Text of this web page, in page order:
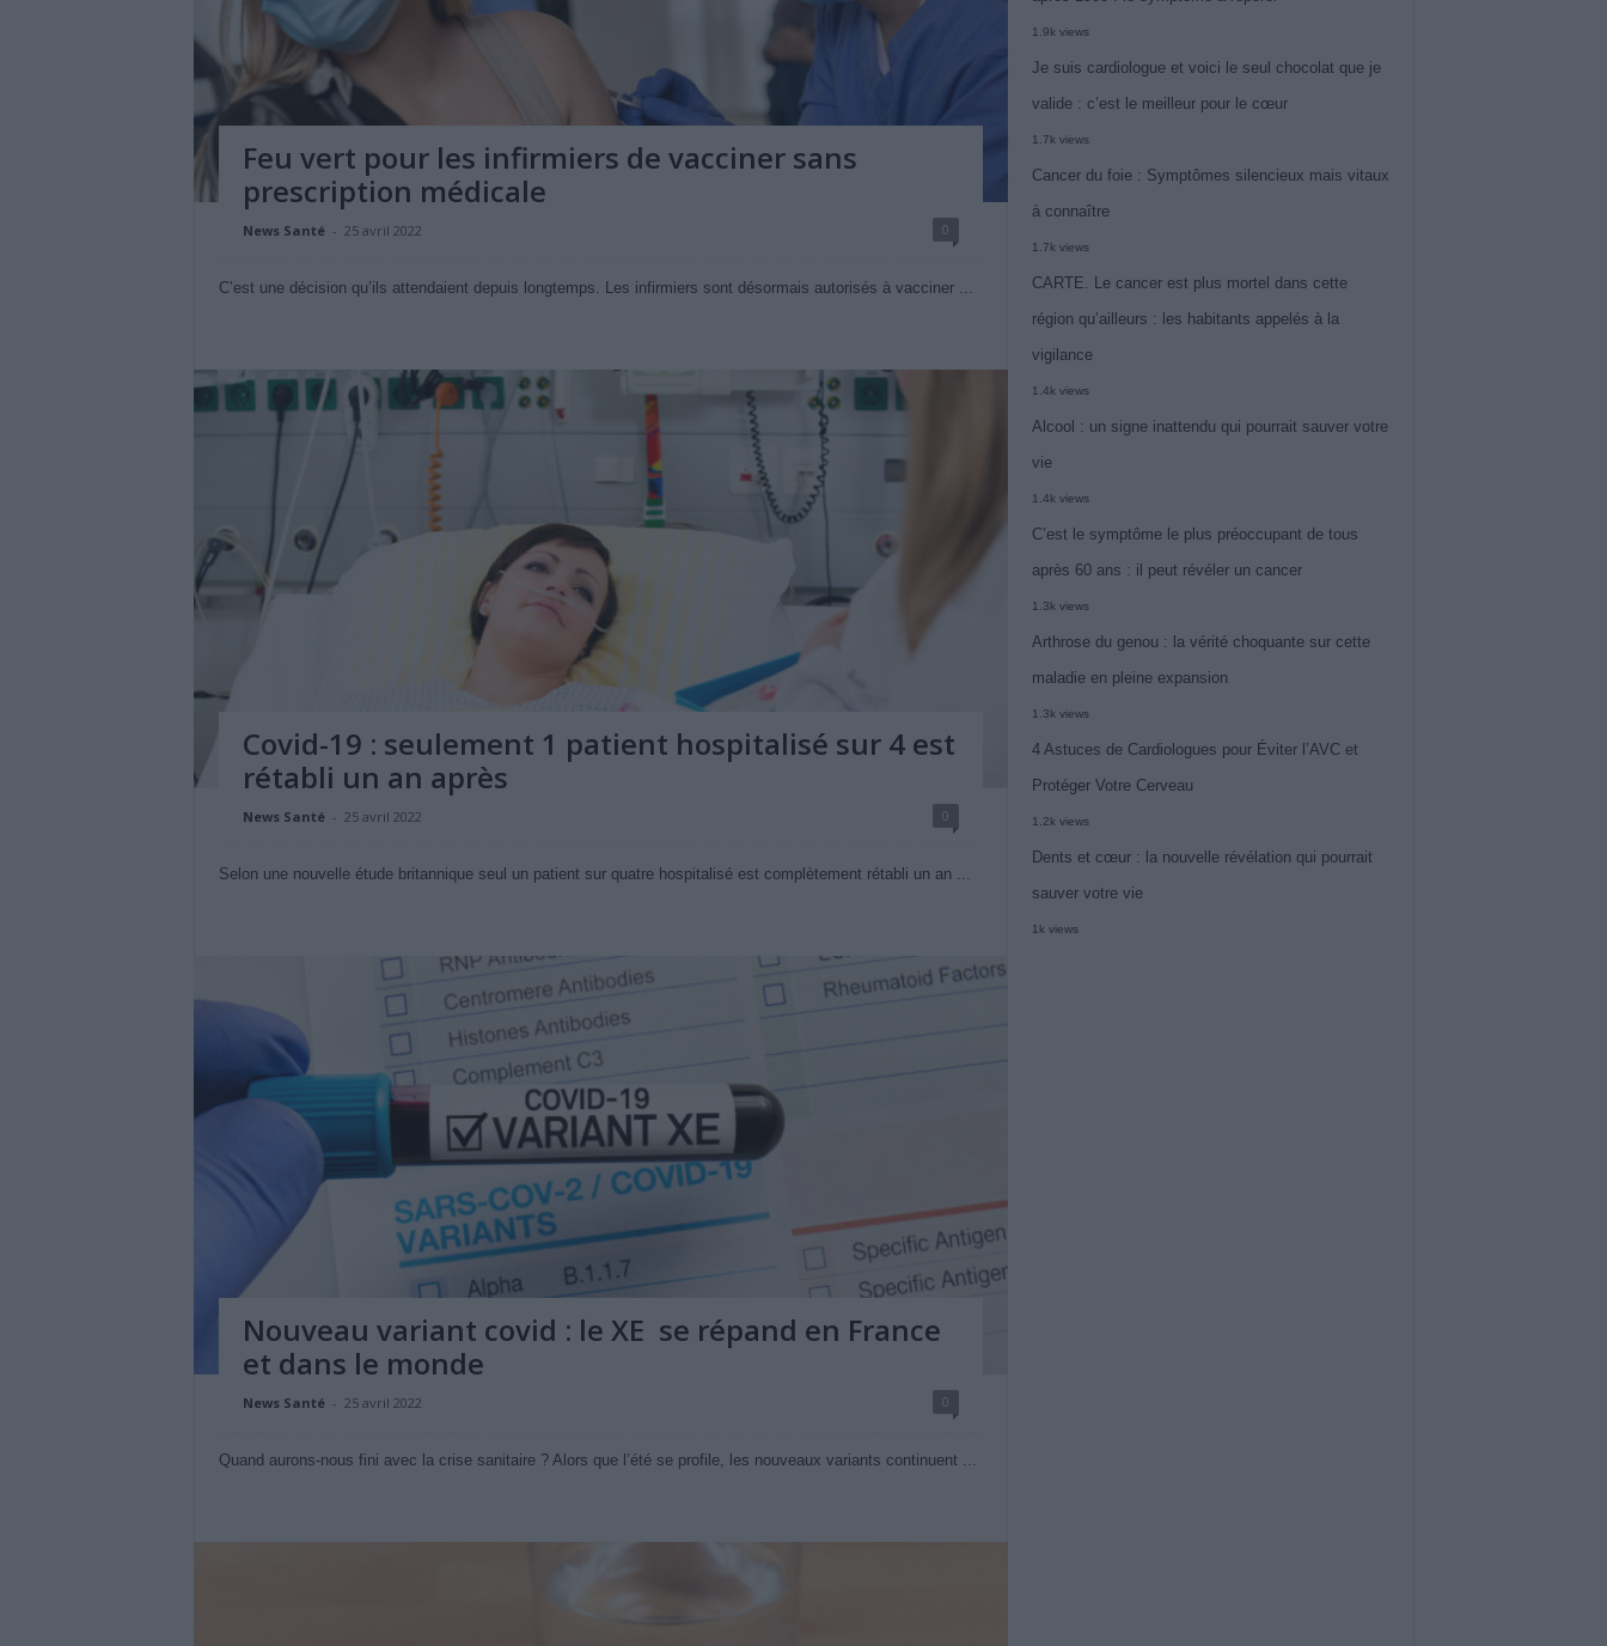
Feu vert pour les infirmiers de vacciner sans
prescription médicale
News Santé - 25 avril 2022 0
C’est une décision qu’ils attendaient depuis longtemps. Les infirmiers sont désormais autorisés à vacciner ...
Covid-19 : seulement 1 patient hospitalisé sur 4 est
rétabli un an après
News Santé - 25 avril 2022 0
Selon une nouvelle étude britannique seul un patient sur quatre hospitalisé est complètement rétabli un an ...
Nouveau variant covid : le XE se répand en France
et dans le monde
News Santé - 25 avril 2022 0
Quand aurons-nous fini avec la crise sanitaire ? Alors que l’été se profile, les nouveaux variants continuent ...
1.9k views
Je suis cardiologue et voici le seul chocolat que je
valide : c’est le meilleur pour le cœur
1.7k views
Cancer du foie : Symptômes silencieux mais vitaux
à connaître
1.7k views
CARTE. Le cancer est plus mortel dans cette
région qu’ailleurs : les habitants appelés à la
vigilance
1.4k views
Alcool : un signe inattendu qui pourrait sauver votre
vie
1.4k views
C’est le symptôme le plus préoccupant de tous
après 60 ans : il peut révéler un cancer
1.3k views
Arthrose du genou : la vérité choquante sur cette
maladie en pleine expansion
1.3k views
4 Astuces de Cardiologues pour Éviter l’AVC et
Protéger Votre Cerveau
1.2k views
Dents et cœur : la nouvelle révélation qui pourrait
sauver votre vie
1k views